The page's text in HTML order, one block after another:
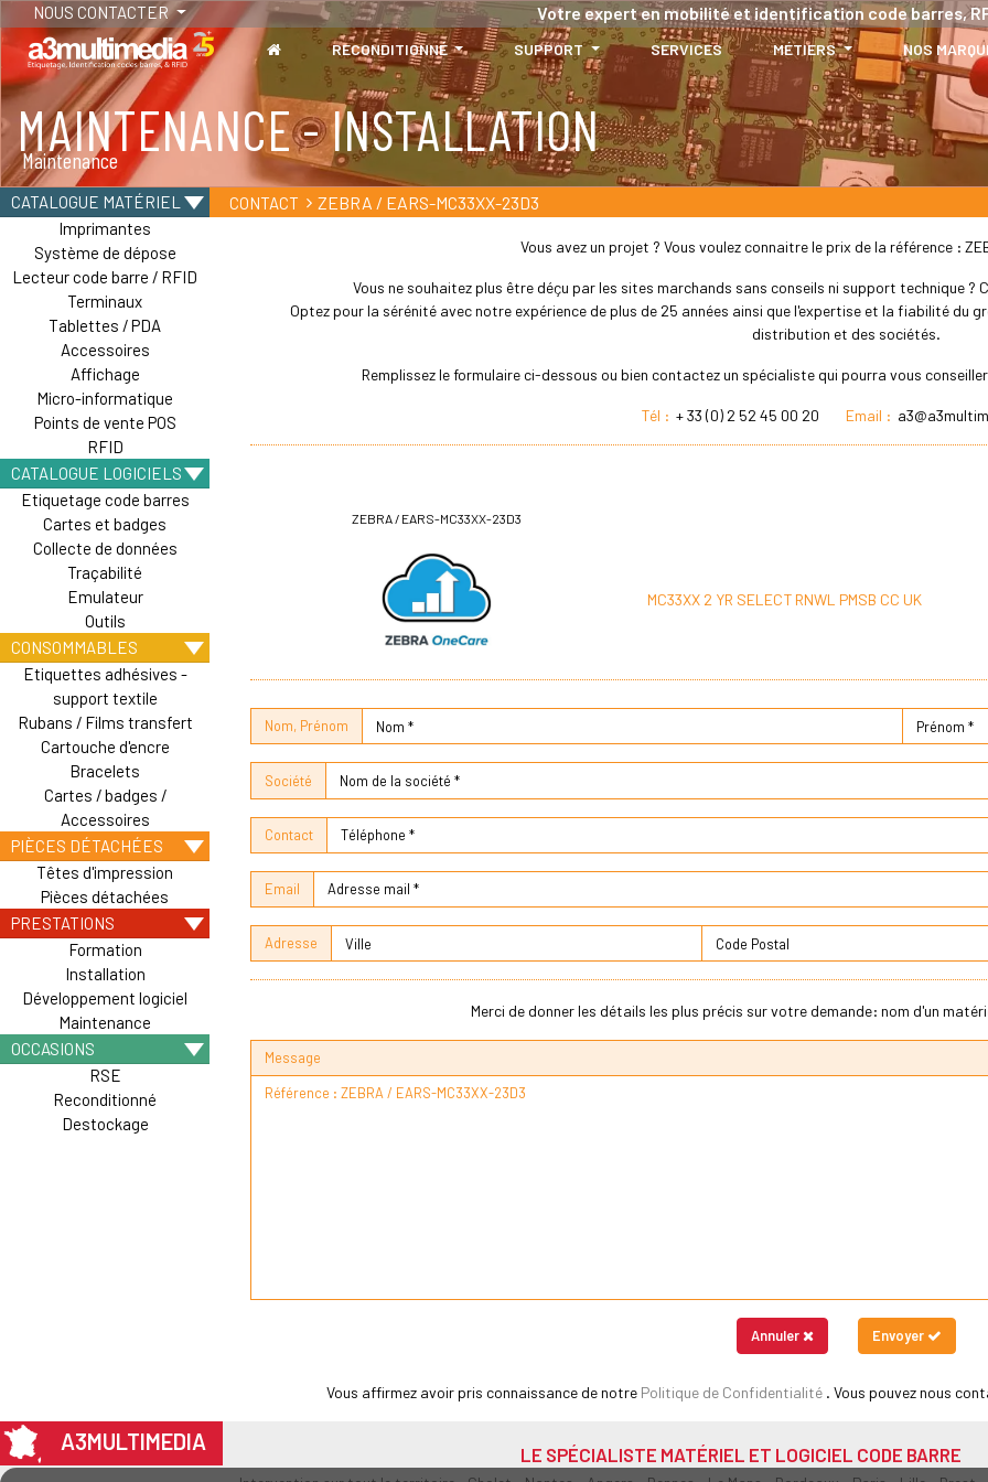
NOUS CONTACTER Votre expert en mobilité et identification code barres,
RECONDITIONNÉ SUPPORT SERVICES MÉTIERS NOS
MAINTENANCE - INSTALLATION
Maintenance
CATALOGUE MATÉRIEL
Imprimantes
Système de dépose
Lecteur code barre / RFID
Terminaux
Tablettes / PDA
Accessoires
Affichage
Micro-informatique
Points de vente POS
RFID
CATALOGUE LOGICIELS
Etiquetage code barres
Cartes et badges
Collecte de données
Traçabilité
Emulateur
Outils
CONSOMMABLES
Etiquettes adhésives -
support textile
Rubans / Films transfert
Cartouche d'encre
Bracelets
Cartes / badges /
Accessoires
PIÈCES DÉTACHÉES
Têtes d'impression
Pièces détachées
PRESTATIONS
Formation
Installation
Développement logiciel
Maintenance
OCCASIONS
RSE
Reconditionné
Destockage
CONTACT ZEBRA / EARS-MC33XX-23D3
Vous avez un projet ? Vous voulez connaitre le prix de la référence :
Vous ne souhaitez plus être déçu par les sites marchands sans conseils ni support technique ?
Optez pour la sérénité avec notre expérience de plus de 25 années ainsi que l'expertise et la fiabilité du
distribution et des sociétés.
Remplissez le formulaire ci-dessous ou bien contactez un spécialiste qui pourra vous
Tél : + 33 (0) 2 52 45 00 20 Email :
ZEBRA / EARS-MC33XX-23D3
MC33XX 2 YR SELECT RNWL PMSB CC UK
Nom, Prénom
Société
Contact
Email
Adresse
Merci de donner les détails les plus précis sur votre demande: nom d'un
Message
Annuler Envoyer
Vous affirmez avoir pris connaissance de notre Politique de Confidentialité . Vous pouvez nous
A3MULTIMEDIA LE SPÉCIALISTE MATÉRIEL ET LOGICIEL CODE BARRE